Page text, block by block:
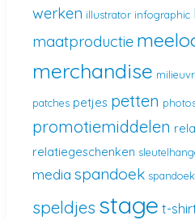
werken illustrator infographic
maatproductie
merchandise
patches petjes petten
promotiemiddelen
relatiegeschenken
media spandoek
speldjes stage t-